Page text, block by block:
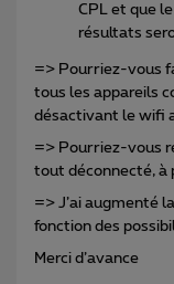
CPL et que
résultats
=> Pourriez-vous
tous les appareils
désactivant le wifi
=> Pourriez-vous
tout déconnecté, à
=> J’ai augmenté
fonction des
Merci d’avance